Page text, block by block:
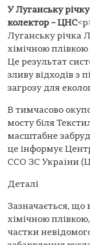
У Луганську
колектор – ЦНС
Луганську річка
хімічною
Це результат
зливу відходів з
загрозу для
В тимчасово
мосту біля
масштабне
це інформує
ССО ЗС України
Деталі
Зазначається, що
хімічною
частки